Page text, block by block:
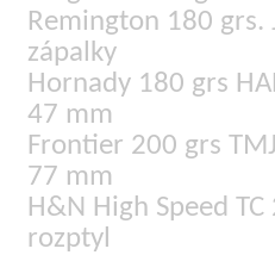
Remington 180 grs.
zápalky
Hornady 180 grs
47 mm
Frontier 200 grs
77 mm
H&N High Speed
rozptyl